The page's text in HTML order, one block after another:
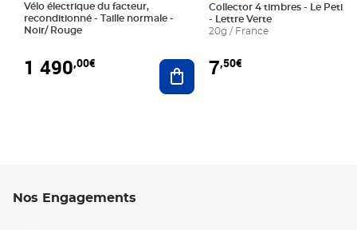
Vélo électrique du facteur,
reconditionné - Taille normale -
Noir/ Rouge
1 490,00€ Ajouter au panier
Collector 4 timbres - Le Petit
- Lettre Verte
20g / France
7,50€
Nos Engagements